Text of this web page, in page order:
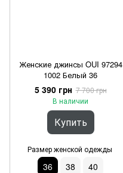
Женские джинсы OUI 97294
1002 Белый 36
5 390 грн 7 700 грн
В наличии
Купить
Размер женской одежды
36 38 40